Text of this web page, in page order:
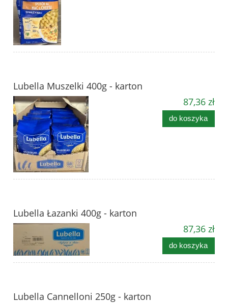
Lubella Muszelki 400g - karton
87,36 zł
do koszyka
Lubella Łazanki 400g - karton
87,36 zł
do koszyka
Lubella Cannelloni 250g - karton